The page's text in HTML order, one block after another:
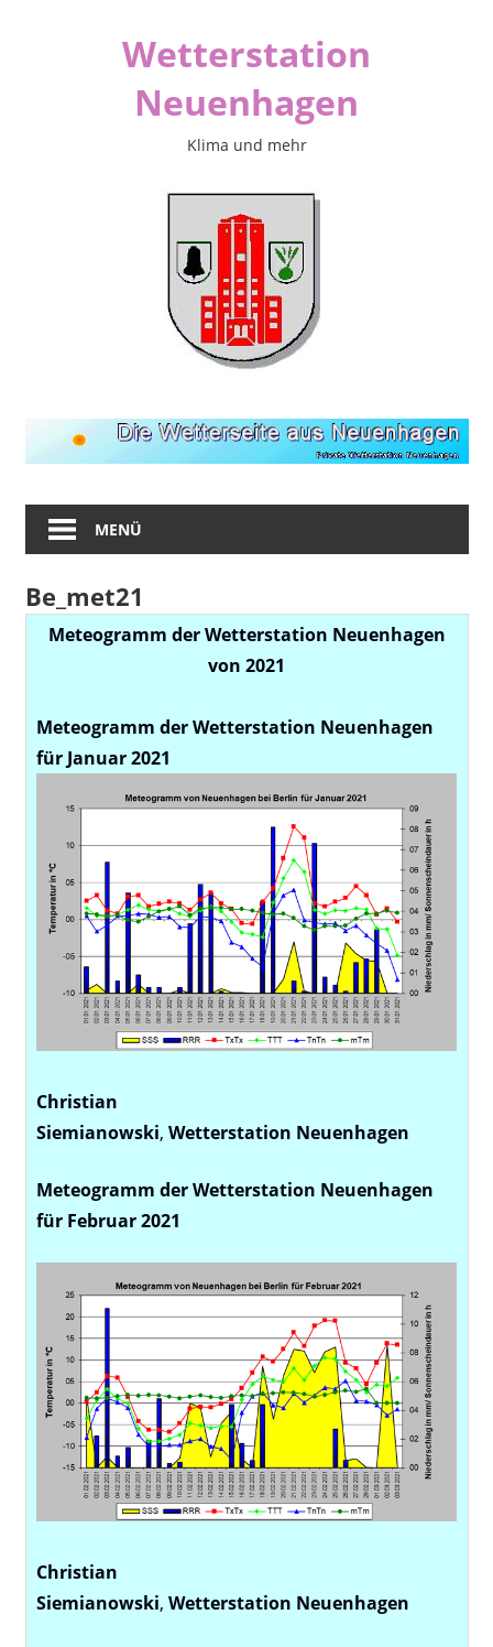
Wetterstation
Neuenhagen
Klima und mehr
MENÜ
Be_met21
Meteogramm der Wetterstation Neuenhagen
von 2021
Meteogramm der Wetterstation Neuenhagen
für Januar 2021
Christian
Siemianowski,Wetterstation Neuenhagen
Meteogramm der Wetterstation Neuenhagen
für Februar 2021
Christian
Siemianowski,Wetterstation Neuenhagen